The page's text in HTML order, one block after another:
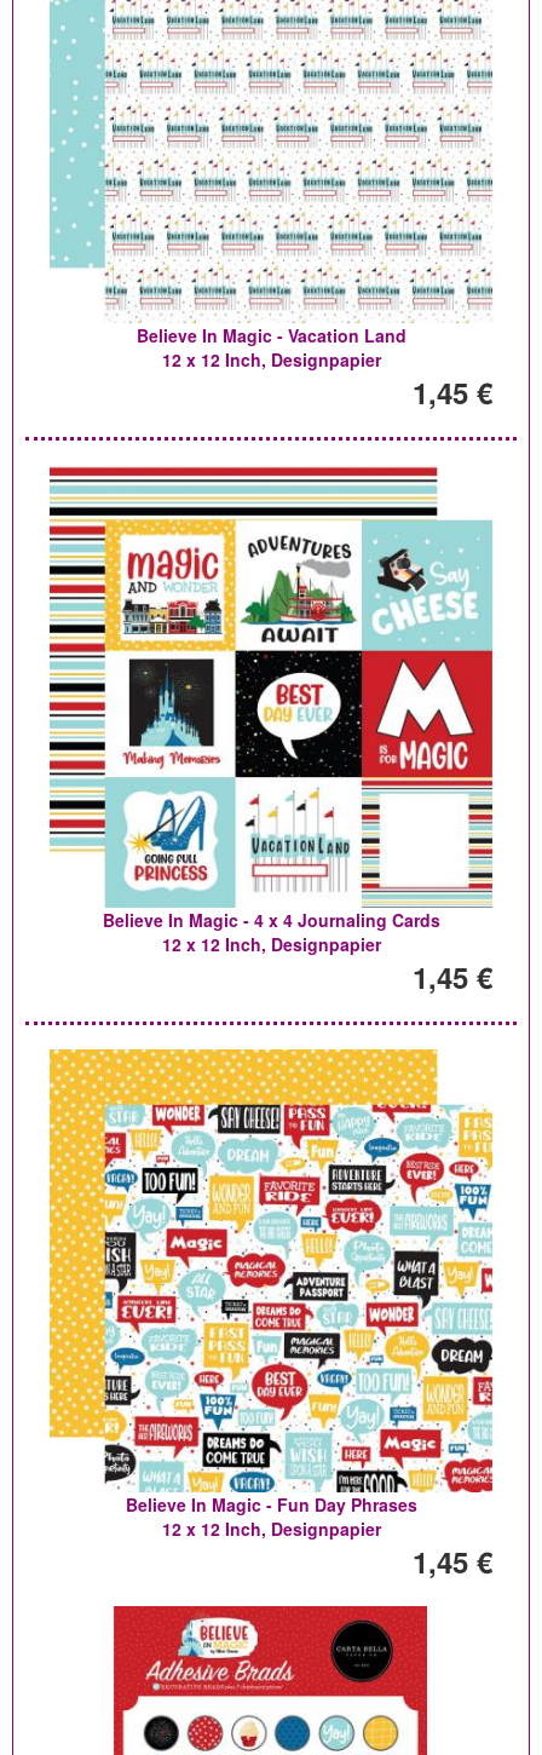
Believe In Magic - Vacation Land
12 x 12 Inch, Designpapier
1,45 €
Believe In Magic - 4 x 4 Journaling Cards
12 x 12 Inch, Designpapier
1,45 €
Believe In Magic - Fun Day Phrases
12 x 12 Inch, Designpapier
1,45 €